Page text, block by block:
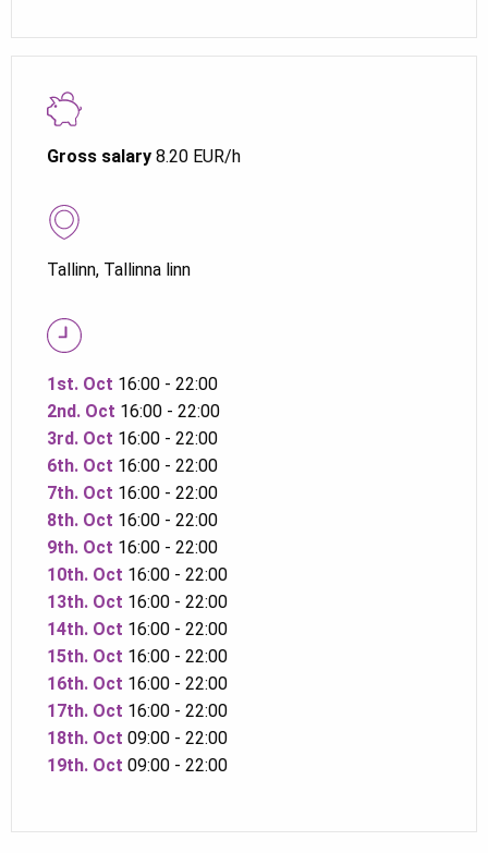
Gross salary 8.20 EUR/h
Tallinn, Tallinna linn
1st. Oct 16:00 - 22:00
2nd. Oct 16:00 - 22:00
3rd. Oct 16:00 - 22:00
6th. Oct 16:00 - 22:00
7th. Oct 16:00 - 22:00
8th. Oct 16:00 - 22:00
9th. Oct 16:00 - 22:00
10th. Oct 16:00 - 22:00
13th. Oct 16:00 - 22:00
14th. Oct 16:00 - 22:00
15th. Oct 16:00 - 22:00
16th. Oct 16:00 - 22:00
17th. Oct 16:00 - 22:00
18th. Oct 09:00 - 22:00
19th. Oct 09:00 - 22:00